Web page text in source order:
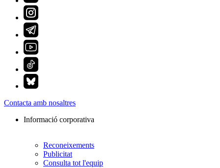
Contacta amb nosaltres
Informació corporativa
Reconeixements
Publicitat
Consulta tot l'equip